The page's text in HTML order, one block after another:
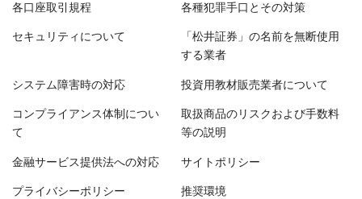
各口座取引規程 各種犯罪手口とその対策
セキュリティについて 「松井証券」の名前を無断使用
する業者
システム障害時の対応 投資用教材販売業者について
コンプライアンス体制につい
て
取扱商品のリスクおよび手数料
等の説明
金融サービス提供法への対応 サイトポリシー
プライバシーポリシー 推奨環境